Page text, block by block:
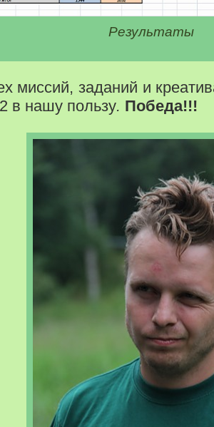
Результаты
миссий, заданий и
в нашу пользу. Победа!!!